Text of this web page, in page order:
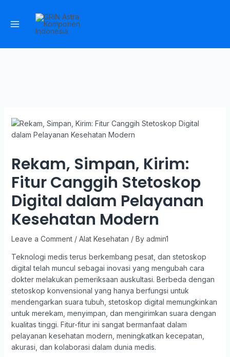
content
Menu
Rekam, Simpan, Kirim:
Fitur Canggih Stetoskop
Digital dalam Pelayanan
Kesehatan Modern
Leave a Comment / Alat Kesehatan / By admin1
Teknologi medis terus berkembang pesat, dan stetoskop
digital telah muncul sebagai inovasi yang mengubah cara
dokter melakukan pemeriksaan auskultasi. Berbeda dengan
stetoskop konvensional yang hanya berfungsi untuk
mendengarkan suara tubuh, stetoskop digital memungkinkan
untuk merekam, menyimpan, dan mengirimkan suara dengan
kualitas tinggi. Fitur-fitur ini sangat bermanfaat dalam
pelayanan kesehatan modern, meningkatkan kecepatan,
akurasi, dan kolaborasi dalam dunia medis.